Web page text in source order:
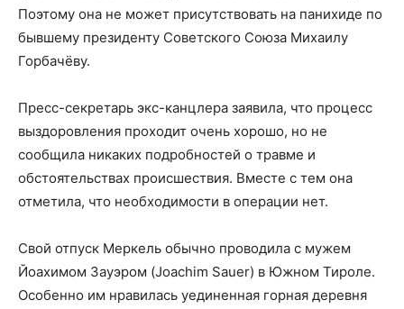
Поэтому она не может присутствовать на панихиде по
бывшему президенту Советского Союза Михаилу
Горбачёву.
Пресс-секретарь экс-канцлера заявила, что процесс
выздоровления проходит очень хорошо, но не
сообщила никаких подробностей о травме и
обстоятельствах происшествия. Вместе с тем она
отметила, что необходимости в операции нет.
Свой отпуск Меркель обычно проводила с мужем
Йоахимом Зауэром (Joachim Sauer) в Южном Тироле.
Особенно им нравилась уединенная горная деревня